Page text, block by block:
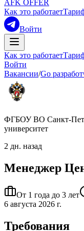
AFK OFFER
Как это работает
Войти
Как это работает
Войти
Вакансии/Go
ФГБОУ ВО Санкт-
университет
2 дн. назад
Менеджер
От 1 года до 3 лет
6 августа 2026 г.
Требования